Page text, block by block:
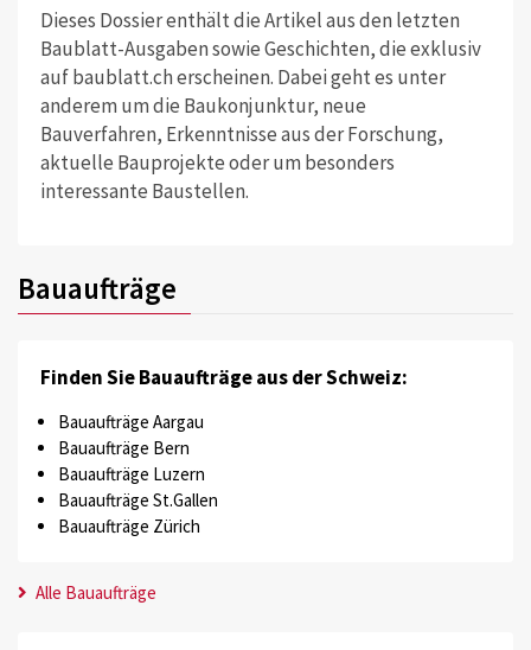
Dieses Dossier enthält die Artikel aus den letzten
Baublatt-Ausgaben sowie Geschichten, die exklusiv
auf baublatt.ch erscheinen. Dabei geht es unter
anderem um die Baukonjunktur, neue
Bauverfahren, Erkenntnisse aus der Forschung,
aktuelle Bauprojekte oder um besonders
interessante Baustellen.
Bauaufträge
Finden Sie Bauaufträge aus der Schweiz:
Bauaufträge Aargau
Bauaufträge Bern
Bauaufträge Luzern
Bauaufträge St.Gallen
Bauaufträge Zürich
Alle Bauaufträge